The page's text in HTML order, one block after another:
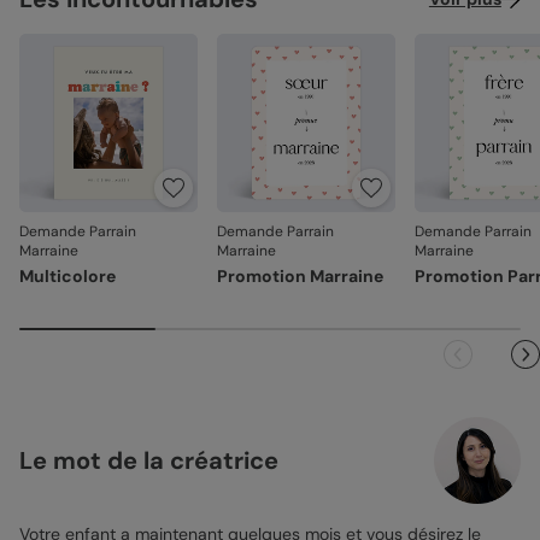
Demande Parrain
Marraine
Multicolore
Demande Parrain
Marraine
Promotion Marraine
Demande Parrain
Marraine
Promotion
Le mot de la créatrice
Votre enfant a maintenant quelques mois et vous désirez le